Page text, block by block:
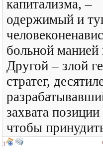
капитализма, –
одержимый и
больной манией
Другой – злой
стратег,
захвата
чтобы
1